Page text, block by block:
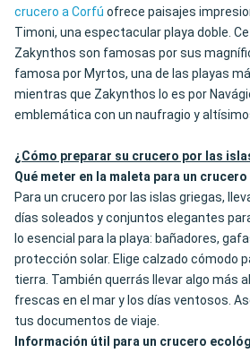
crucero a Corfú ofrece paisajes
Timoni, una espectacular playa doble.
Zakynthos son famosas por sus
famosa por Myrtos, una de las playas
mientras que Zakynthos lo es por
emblemática con un naufragio y
¿Cómo preparar su crucero por las
Qué meter en la maleta para un
Para un crucero por las islas griegas,
días soleados y conjuntos elegantes
lo esencial para la playa: bañadores,
protección solar. Elige calzado cómodo
tierra. También querrás llevar algo más
frescas en el mar y los días ventosos.
tus documentos de viaje.
Información útil para un crucero